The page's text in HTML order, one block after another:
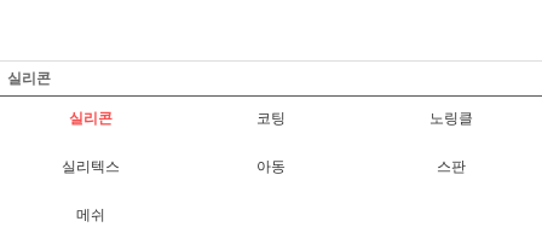
실리콘
실리콘 코팅 노링클
실리텍스 아동 스판
메쉬